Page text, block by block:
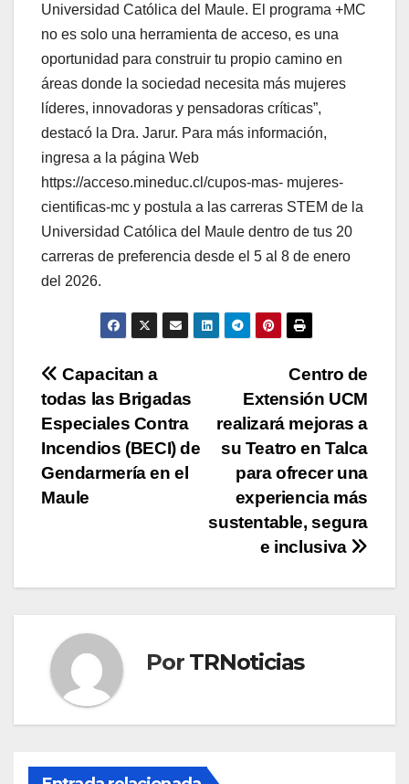
Universidad Católica del Maule. El programa +MC
no es solo una herramienta de acceso, es una
oportunidad para construir tu propio camino en
áreas donde la sociedad necesita más mujeres
líderes, innovadoras y pensadoras críticas”,
destacó la Dra. Jarur. Para más información,
ingresa a la página Web
https://acceso.mineduc.cl/cupos-mas- mujeres-
cientificas-mc y postula a las carreras STEM de la
Universidad Católica del Maule dentro de tus 20
carreras de preferencia desde el 5 al 8 de enero
del 2026.
Navegación
de
entradas
Centro de
Extensión UCM
realizará mejoras a
su Teatro en Talca
para ofrecer una
experiencia más
sustentable, segura
e inclusiva
Capacitan a
todas las Brigadas
Especiales Contra
Incendios (BECI) de
Gendarmería en el
Maule
Por TRNoticias